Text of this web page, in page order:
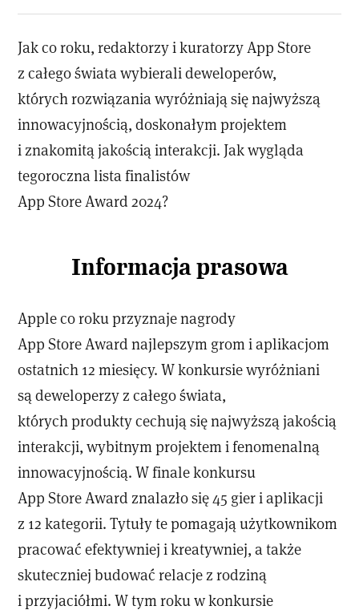
Jak co roku, redaktorzy i kuratorzy App Store
z całego świata wybierali deweloperów,
których rozwiązania wyróżniają się najwyższą
innowacyjnością, doskonałym projektem
i znakomitą jakością interakcji. Jak wygląda
tegoroczna lista finalistów
App Store Award 2024?
Informacja prasowa
Apple co roku przyznaje nagrody
App Store Award najlepszym grom i aplikacjom
ostatnich 12 miesięcy. W konkursie wyróżniani
są deweloperzy z całego świata,
których produkty cechują się najwyższą jakością
interakcji, wybitnym projektem i fenomenalną
innowacyjnością. W finale konkursu
App Store Award znalazło się 45 gier i aplikacji
z 12 kategorii. Tytuły te pomagają użytkownikom
pracować efektywniej i kreatywniej, a także
skuteczniej budować relacje z rodziną
i przyjaciółmi. W tym roku w konkursie